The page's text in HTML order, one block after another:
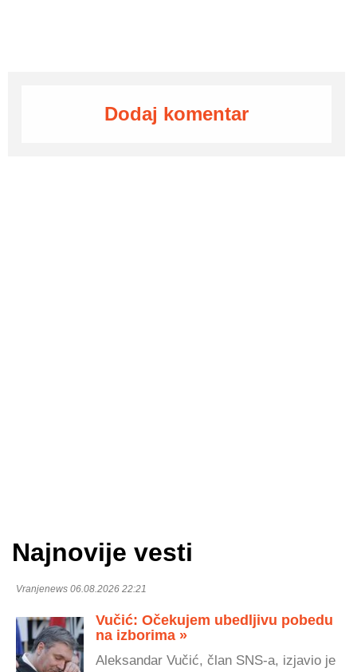
Dodaj komentar
Najnovije vesti
Vranjenews 06.08.2026 22:21
Vučić: Očekujem ubedljivu pobedu
na izborima »
Aleksandar Vučić, član SNS-a, izjavio je